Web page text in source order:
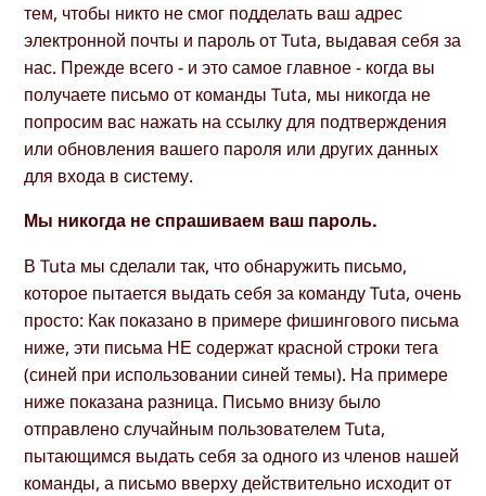
тем, чтобы никто не смог подделать ваш адрес
электронной почты и пароль от Tuta, выдавая себя за
нас. Прежде всего - и это самое главное - когда вы
получаете письмо от команды Tuta, мы никогда не
попросим вас нажать на ссылку для подтверждения
или обновления вашего пароля или других данных
для входа в систему.
Мы никогда не спрашиваем ваш пароль.
В Tuta мы сделали так, что обнаружить письмо,
которое пытается выдать себя за команду Tuta, очень
просто: Как показано в примере фишингового письма
ниже, эти письма НЕ содержат красной строки тега
(синей при использовании синей темы). На примере
ниже показана разница. Письмо внизу было
отправлено случайным пользователем Tuta,
пытающимся выдать себя за одного из членов нашей
команды, а письмо вверху действительно исходит от